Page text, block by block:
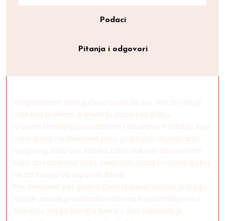
Podaci
Pitanja i odgovori
Pragmatizam omogućava osobi da sve ono što drugi
vide kao problem ili smetnju doživi kao priliku.
U ovom temeljno prerađenom i ažuriranom izdanju, koje
nam dolazi na dvadeset petu godišnjicu objavljivanja
njegovog, sada već klasika, Džon Maksvel otkriva nam
kako da razvijemo viziju, vrednosti, uticaj i motivaciju koji
se zahtevaju od uspešnih lidera.
Pre dvadeset pet godina Džon Maksvel objavio je knjigu
koja je zauvek preobrazila način na koji razmišljamo o
liderstvu. Knjiga Razvijte lidera u sebi napravila je